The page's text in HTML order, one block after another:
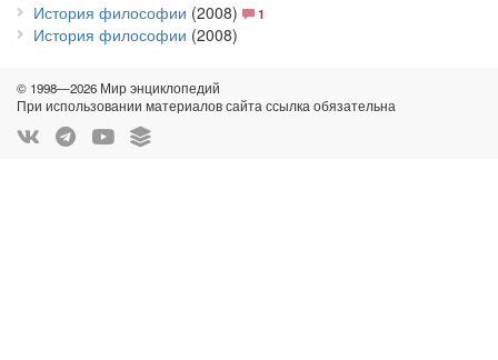
История философии (2008) 1
История философии (2008)
© 1998—2026 Мир энциклопедий
При использовании материалов сайта ссылка обязательна